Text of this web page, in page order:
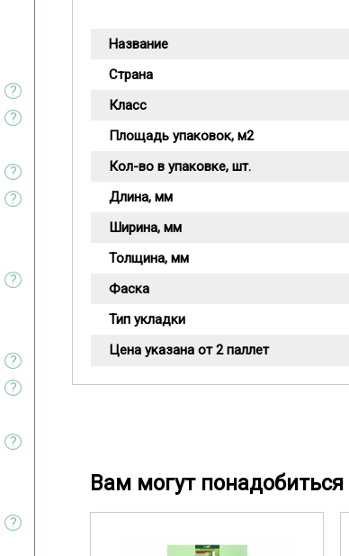
Название
Страна
Класс
Площадь упаковок, м2
Кол-во в упаковке, шт.
Длина, мм
Ширина, мм
Толщина, мм
Фаска
Тип укладки
Цена указана от 2 паллет
Вам могут понадобиться
?
?
?
?
?
?
?
?
?